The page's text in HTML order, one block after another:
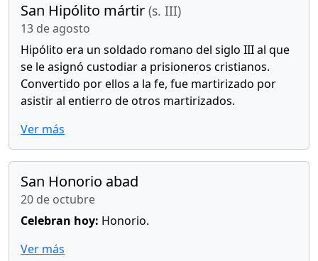
San Hipólito mártir (s. III)
13 de agosto
Hipólito era un soldado romano del siglo III al que
se le asignó custodiar a prisioneros cristianos.
Convertido por ellos a la fe, fue martirizado por
asistir al entierro de otros martirizados.
Ver más
San Honorio abad
20 de octubre
Celebran hoy: Honorio.
Ver más